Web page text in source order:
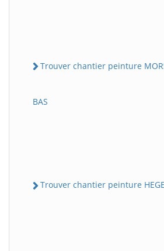
Trouver chantier peinture
BAS
Trouver chantier peinture